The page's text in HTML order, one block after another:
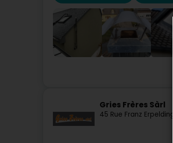
Gries Frères Sàrl
45 Rue Franz Erpelding